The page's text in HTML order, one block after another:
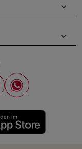
keyboard_arrow_down
keyboard_arrow_down